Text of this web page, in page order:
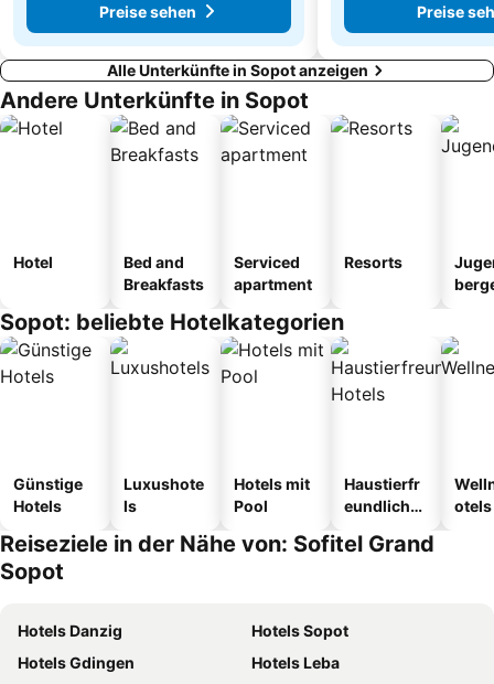
Preise sehen
Preise
Alle Unterkünfte in Sopot anzeigen
Andere Unterkünfte in Sopot
Hotel
Bed and
Breakfasts
Serviced
apartment
Resorts
Sopot: beliebte Hotelkategorien
Günstige
Hotels
Luxushote
ls
Hotels mit
Pool
Haustierfr
eundliche
otels
Reiseziele in der Nähe von: Sofitel Grand
Sopot
Hotels Danzig
Hotels Sopot
Hotels Gdingen
Hotels Leba